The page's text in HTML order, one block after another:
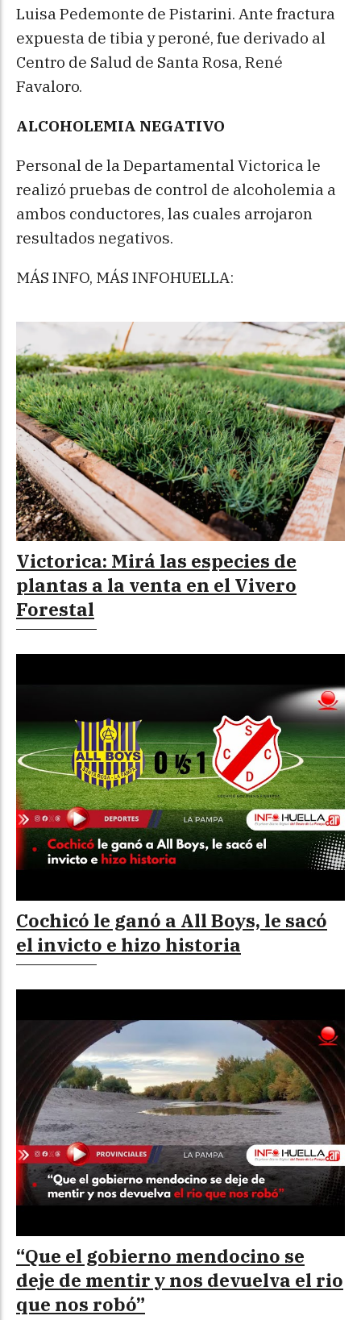
Luisa Pedemonte de Pistarini. Ante fractura
expuesta de tibia y peroné, fue derivado al
Centro de Salud de Santa Rosa, René
Favaloro.
ALCOHOLEMIA NEGATIVO
Personal de la Departamental Victorica le
realizó pruebas de control de alcoholemia a
ambos conductores, las cuales arrojaron
resultados negativos.
MÁS INFO, MÁS INFOHUELLA:
Victorica: Mirá las especies de
plantas a la venta en el Vivero
Forestal
Cochicó le ganó a All Boys, le sacó
el invicto e hizo historia
“Que el gobierno mendocino se
deje de mentir y nos devuelva el rio
que nos robó”